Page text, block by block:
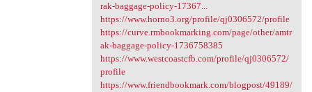
rak-baggage-policy-17367...
https://www.horno3.org/profile/qj0306572/profile
https://curve.rmbookmarking.com/page/other/amtr
ak-baggage-policy-1736758385
https://www.westcoastcfb.com/profile/qj0306572/
profile
https://www.friendbookmark.com/blogpost/49189/